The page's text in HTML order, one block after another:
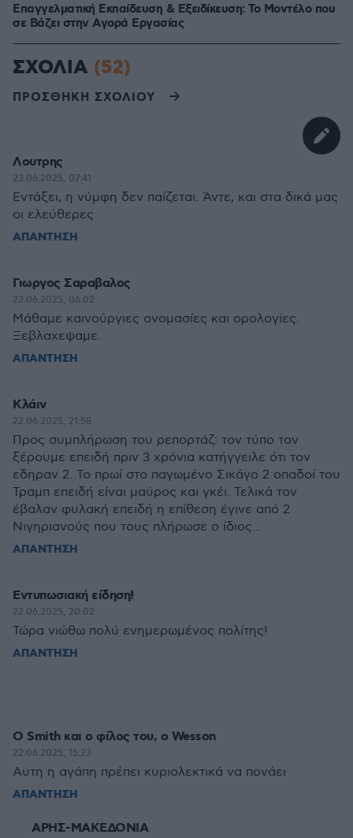
Επαγγελματική Εκπαίδευση & Εξειδίκευση: Το Mοντέλο που
σε Bάζει στην Aγορά Eργασίας
ΣΧΟΛΙΑ (52)
ΠΡΟΣΘΗΚΗ ΣΧΟΛΙΟΥ
Λουτρης
23.06.2025, 07:41
Εντάξει, η νύμφη δεν παίζεται. Άντε, και στα δικά μας
οι ελεύθερες
ΑΠΑΝΤΗΣΗ
Γιωργος Σαραβαλος
23.06.2025, 06:02
Μάθαμε καινούργιες ονομασίες και ορολογίες.
Ξεβλαχεψαμε.
ΑΠΑΝΤΗΣΗ
Κλάιν
22.06.2025, 21:58
Προς συμπλήρωση του ρεπορτάζ: τον τύπο τον
ξέρουμε επειδή πριν 3 χρόνια κατήγγειλε ότι τον
εδηραν 2. Το πρωί στο παγωμένο Σικάγο 2 οπαδοί του
Τραμπ επειδή είναι μαύρος και γκέι. Τελικά τον
έβαλαν φυλακή επειδή η επίθεση έγινε από 2
Νιγηριανούς που τους πλήρωσε ο ίδιος...
ΑΠΑΝΤΗΣΗ
Εντυπωσιακή είδηση!
22.06.2025, 20:02
Τώρα νιώθω πολύ ενημερωμένος πολίτης!
ΑΠΑΝΤΗΣΗ
Ο Smith και ο φίλος του, ο Wesson
22.06.2025, 15:23
Aυτη η αγάπη πρέπει κυριολεκτικά να πονάει
ΑΠΑΝΤΗΣΗ
ΑΡΗΣ-ΜΑΚΕΔΟΝΙΑ